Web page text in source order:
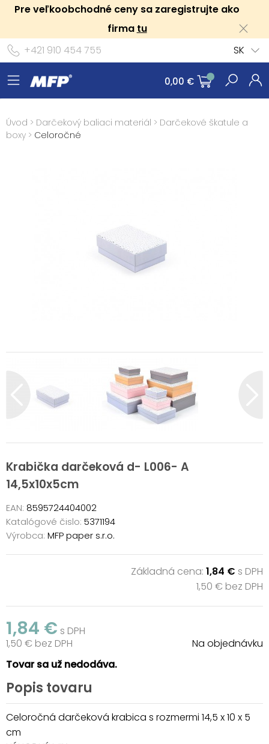
Pre veľkoobchodné ceny sa zaregistrujte ako
firma tu
+421 910 454 755
SK
0,00 €
Úvod > Darčekový baliaci materiál > Darčekové škatule a
boxy > Celoročné
Krabička darčeková d- L006- A
14,5x10x5cm
EAN: 8595724404002
Katalógové čislo: 5371194
Výrobca: MFP paper s.r.o.
Základná cena: 1,84 € s DPH
1,50 € bez DPH
1,84 € s DPH
1,50 € bez DPH
Na objednávku
Tovar sa už nedodáva.
Popis tovaru
Celoročná darčeková krabica s rozmermi 14,5 x 10 x 5
cm